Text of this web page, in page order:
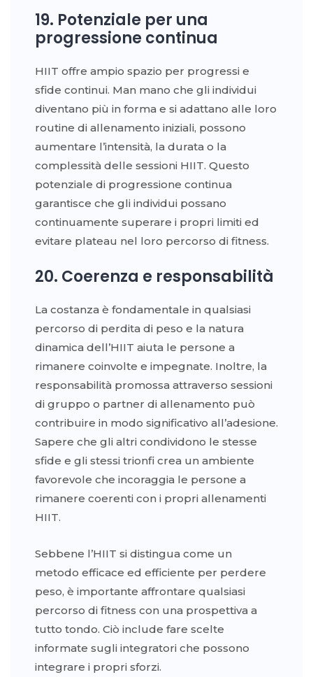
19. Potenziale per una
progressione continua
HIIT offre ampio spazio per progressi e
sfide continui. Man mano che gli individui
diventano più in forma e si adattano alle loro
routine di allenamento iniziali, possono
aumentare l’intensità, la durata o la
complessità delle sessioni HIIT. Questo
potenziale di progressione continua
garantisce che gli individui possano
continuamente superare i propri limiti ed
evitare plateau nel loro percorso di fitness.
20. Coerenza e responsabilità
La costanza è fondamentale in qualsiasi
percorso di perdita di peso e la natura
dinamica dell’HIIT aiuta le persone a
rimanere coinvolte e impegnate. Inoltre, la
responsabilità promossa attraverso sessioni
di gruppo o partner di allenamento può
contribuire in modo significativo all’adesione.
Sapere che gli altri condividono le stesse
sfide e gli stessi trionfi crea un ambiente
favorevole che incoraggia le persone a
rimanere coerenti con i propri allenamenti
HIIT.
Sebbene l’HIIT si distingua come un
metodo efficace ed efficiente per perdere
peso, è importante affrontare qualsiasi
percorso di fitness con una prospettiva a
tutto tondo. Ciò include fare scelte
informate sugli integratori che possono
integrare i propri sforzi.